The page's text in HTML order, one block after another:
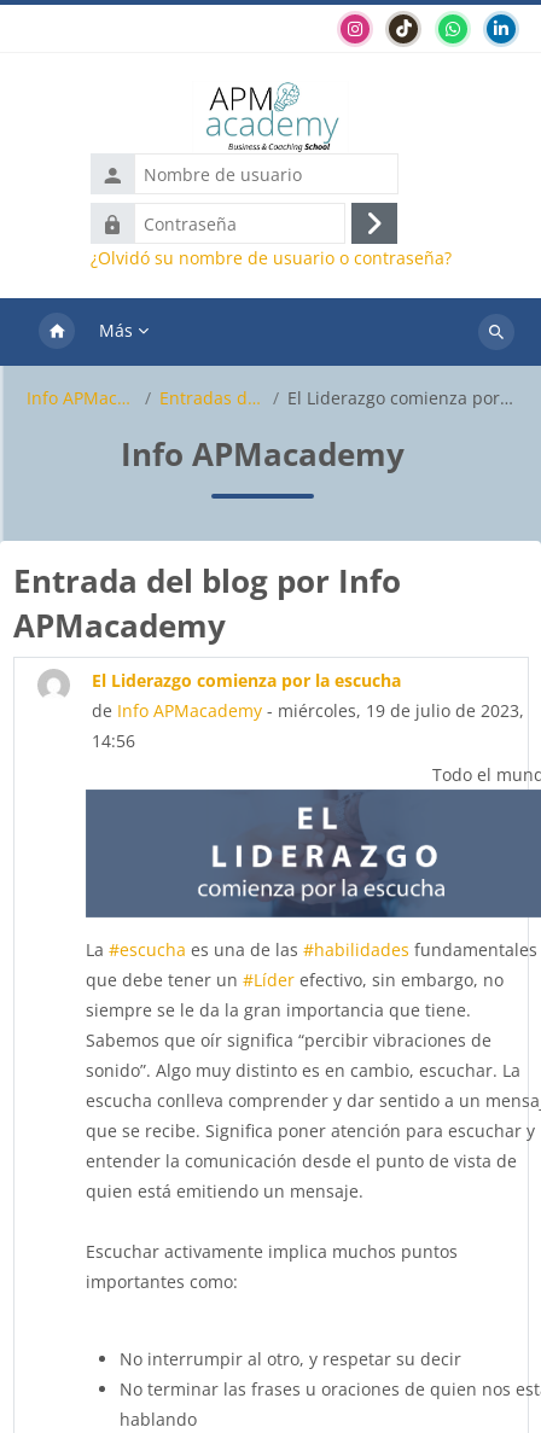
Nombre
de
usuario
Contraseña
Acceder
¿Olvidó su nombre de usuario o contraseña?
Más
Buscar
Info APMacademy Entradas del blog El Liderazgo comienza por la escucha
Info APMacademy
Entrada del blog por Info
APMacademy
El Liderazgo comienza por la escucha
de Info APMacademy - miércoles, 19 de julio de 2023,
14:56
Todo el
La #escucha es una de las #habilidades fundamentales
que debe tener un #Líder efectivo, sin embargo, no
siempre se le da la gran importancia que tiene.
Sabemos que oír significa “percibir vibraciones de
sonido”. Algo muy distinto es en cambio, escuchar. La
escucha conlleva comprender y dar sentido a un
que se recibe. Significa poner atención para escuchar y
entender la comunicación desde el punto de vista de
quien está emitiendo un mensaje.
Escuchar activamente implica muchos puntos
importantes como:
No interrumpir al otro, y respetar su decir
No terminar las frases u oraciones de quien nos
hablando